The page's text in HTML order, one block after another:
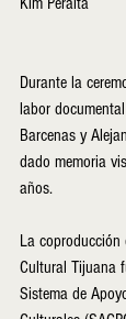
Durante la
labor
Barcenas y
dado memoria
años.
La coproducción
Cultural Tijuana
Sistema de